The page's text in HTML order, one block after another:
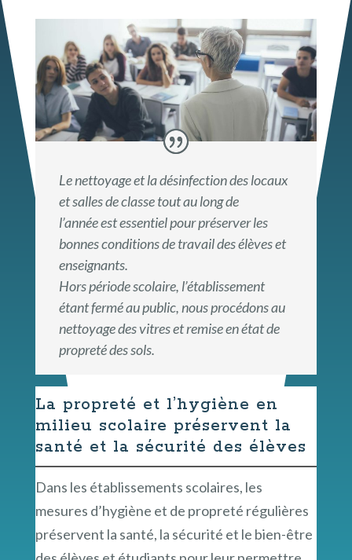
Le nettoyage et la désinfection des locaux
et salles de classe tout au long de
l’année est essentiel pour préserver les
bonnes conditions de travail des élèves et
enseignants.
Hors période scolaire, l’établissement
étant fermé au public, nous procédons au
nettoyage des vitres et remise en état de
propreté des sols.
La propreté et l’hygiène en
milieu scolaire préservent la
santé et la sécurité des élèves
Dans les établissements scolaires, les
mesures d’hygiène et de propreté régulières
préservent la santé, la sécurité et le bien-être